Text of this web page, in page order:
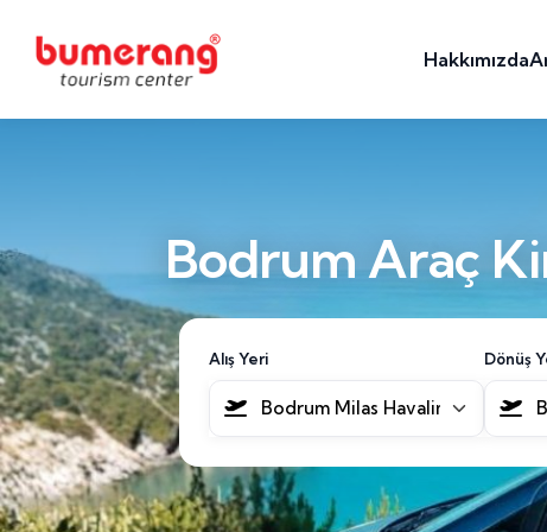
Hakkımızda
Bodrum Araç
Alış Yeri
Bodrum Milas Havalimanı [BJV]
Dönüş